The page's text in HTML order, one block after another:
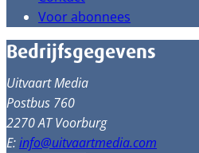
Voor abonnees
Bedrijfsgegevens
Uitvaart Media
Postbus 760
2270 AT Voorburg
E:info@uitvaartmedia.com